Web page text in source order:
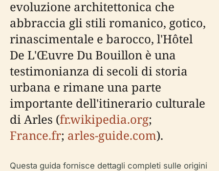
evoluzione architettonica che
abbraccia gli stili romanico, gotico,
rinascimentale e barocco, l'Hôtel
De L'Œuvre Du Bouillon è una
testimonianza di secoli di storia
urbana e rimane una parte
importante dell'itinerario culturale
di Arles (fr.wikipedia.org;
France.fr; arles-guide.com).
Questa guida fornisce dettagli completi sulle origini